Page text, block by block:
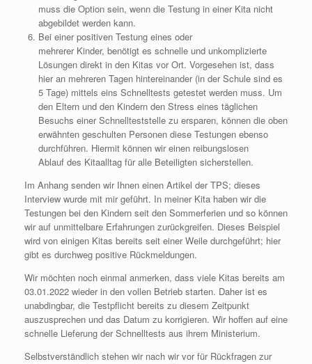
muss die Option sein, wenn die Testung in einer Kita nicht
abgebildet werden kann.
Bei einer positiven Testung eines oder
mehrerer Kinder, benötigt es schnelle und unkomplizierte
Lösungen direkt in den Kitas vor Ort. Vorgesehen ist, dass
hier an mehreren Tagen hintereinander (in der Schule sind es
5 Tage) mittels eins Schnelltests getestet werden muss. Um
den Eltern und den Kindern den Stress eines täglichen
Besuchs einer Schnellteststelle zu ersparen, können die oben
erwähnten geschulten Personen diese Testungen ebenso
durchführen. Hiermit können wir einen reibungslosen
Ablauf des Kitaalltag für alle Beteiligten sicherstellen.
Im Anhang senden wir Ihnen einen Artikel der TPS; dieses
Interview wurde mit mir geführt. In meiner Kita haben wir die
Testungen bei den Kindern seit den Sommerferien und so können
wir auf unmittelbare Erfahrungen zurückgreifen. Dieses Beispiel
wird von einigen Kitas bereits seit einer Weile durchgeführt; hier
gibt es durchweg positive Rückmeldungen.
Wir möchten noch einmal anmerken, dass viele Kitas bereits am
03.01.2022 wieder in den vollen Betrieb starten. Daher ist es
unabdingbar, die Testpflicht bereits zu diesem Zeitpunkt
auszusprechen und das Datum zu korrigieren. Wir hoffen auf eine
schnelle Lieferung der Schnelltests aus ihrem Ministerium.
Selbstverständlich stehen wir nach wir vor für Rückfragen zur